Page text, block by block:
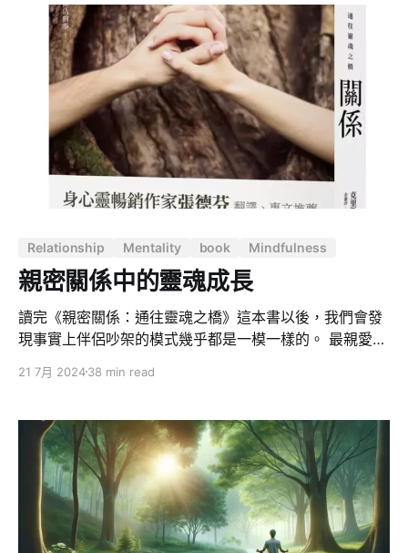
相關。那麼，如何讓自己成為一個充滿高能量的人，並確
保我們能夠積極地改變人生方向呢？ 能量的震動頻率決定
物質的呈現 首先，我們必須明白，能量並不是一個玄之又
玄的概念，而是具體存在於生活中的每個層面。正如愛因
斯坦提出的公式 ——E=MC²，所有物質都可以用能量來
計算，而我們的存在也不例外。這意味著，我們的身心狀
態、思想模式，乃至與他人及環境的互動，皆可以視作能
量的表現形式。正如量子物理學家普朗克所說，能量與振
動頻率息息相關，振動頻率越高，能量就越強。因此，思
想的深度、靈魂的豐盈，皆可視作高頻振動的具體體現。
成。從微觀的原子、分子，到宏觀的星體運行，一切物質
都在振動，而正是這些振動產生了能量。而這樣的能量分
佈也告訴我們，不同的振動頻率，決定了物質的不同層次
—— 從無形的思想意識，到有
Relationship Mentality book Mindfulness
親密關係中的靈魂成長
讀完《親密關係：通往靈魂之橋》這本書以後，我們會發
現事實上伴侶吵架的模式幾乎都是一模一樣的。 最親愛的
個人之間會傷害最深的原因。我們過去都以為：「婚姻生
好」，我想很多人都認同這句話。 但是這本書的作者說，
如果你這樣想的話，那麼即便你一個人做出了百分之百的
努力，那也只能起到 50% 的效果。因此很多人對於婚姻
特別絕望，認為我再怎麼樣努力都沒有效，因為對方沒有
改變。我們總期望對方和我們同頻同節奏地努力，這樣才
行。事實上，可能雙方努力的方式不一樣，但你心中始終
21 7月 202438 min read